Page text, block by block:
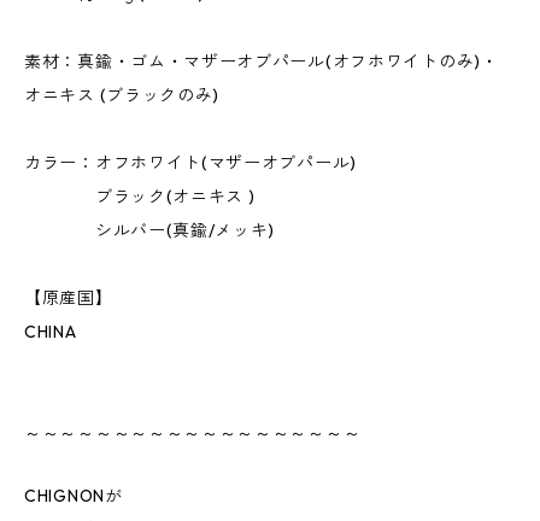
素材：真鍮・ゴム・マザーオブパール(オフホワイトのみ)・
オニキス (ブラックのみ)
カラー：オフホワイト(マザーオブパール)
ブラック(オニキス )
シルバー(真鍮/メッキ)
【原産国】
CHINA
～～～～～～～～～～～～～～～～～～～
CHIGNONが